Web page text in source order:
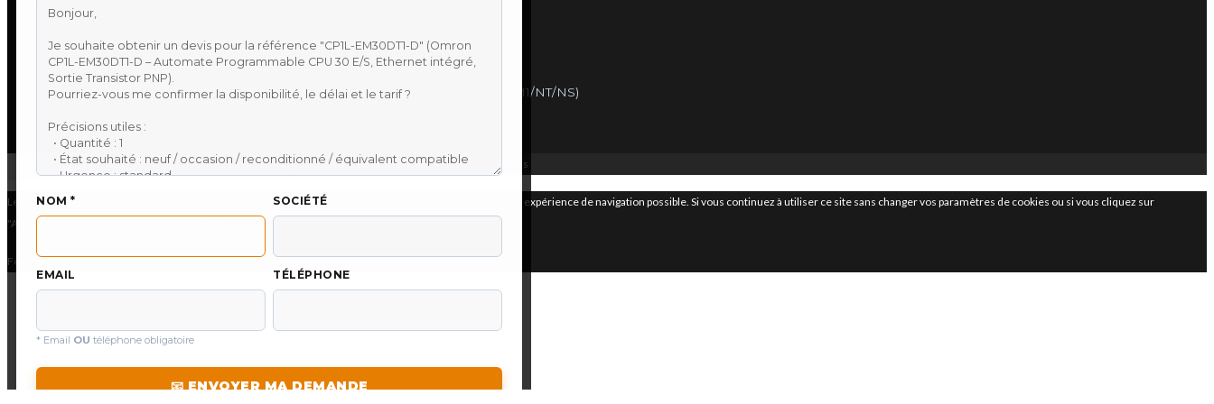
NOM * SOCIÉTÉ
EMAIL TÉLÉPHONE
* Email OU téléphone obligatoire
📧 ENVOYER MA DEMANDE
●Audit de parc industriel
●Allen-Bradley & Rockwell
● Omron Sysmac (CP/CJ/CQM1/NT/NS)
En continuant à utiliser le site, vous acceptez l’utilisation des cookies.Plus d’informations
ACCEPTER
Les paramètres des cookies sur ce site sont définis sur « accepter les cookies » pour vous offrir la meilleure expérience de navigation possible. Si vous continuez à utiliser ce site sans changer vos paramètres de cookies ou si vous cliquez sur
"Accepter" ci-dessous, vous consentez à cela.
Fermer